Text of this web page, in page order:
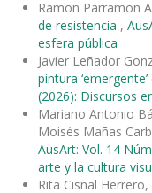
Ramon Parramon
de resistencia ,
esfera pública
Javier Leñador
pintura
(2026): Discursos
Mariano Antonio
Moisés Mañas
AusArt: Vol. 14
arte y la cultura
Rita Cisnal Herrero,